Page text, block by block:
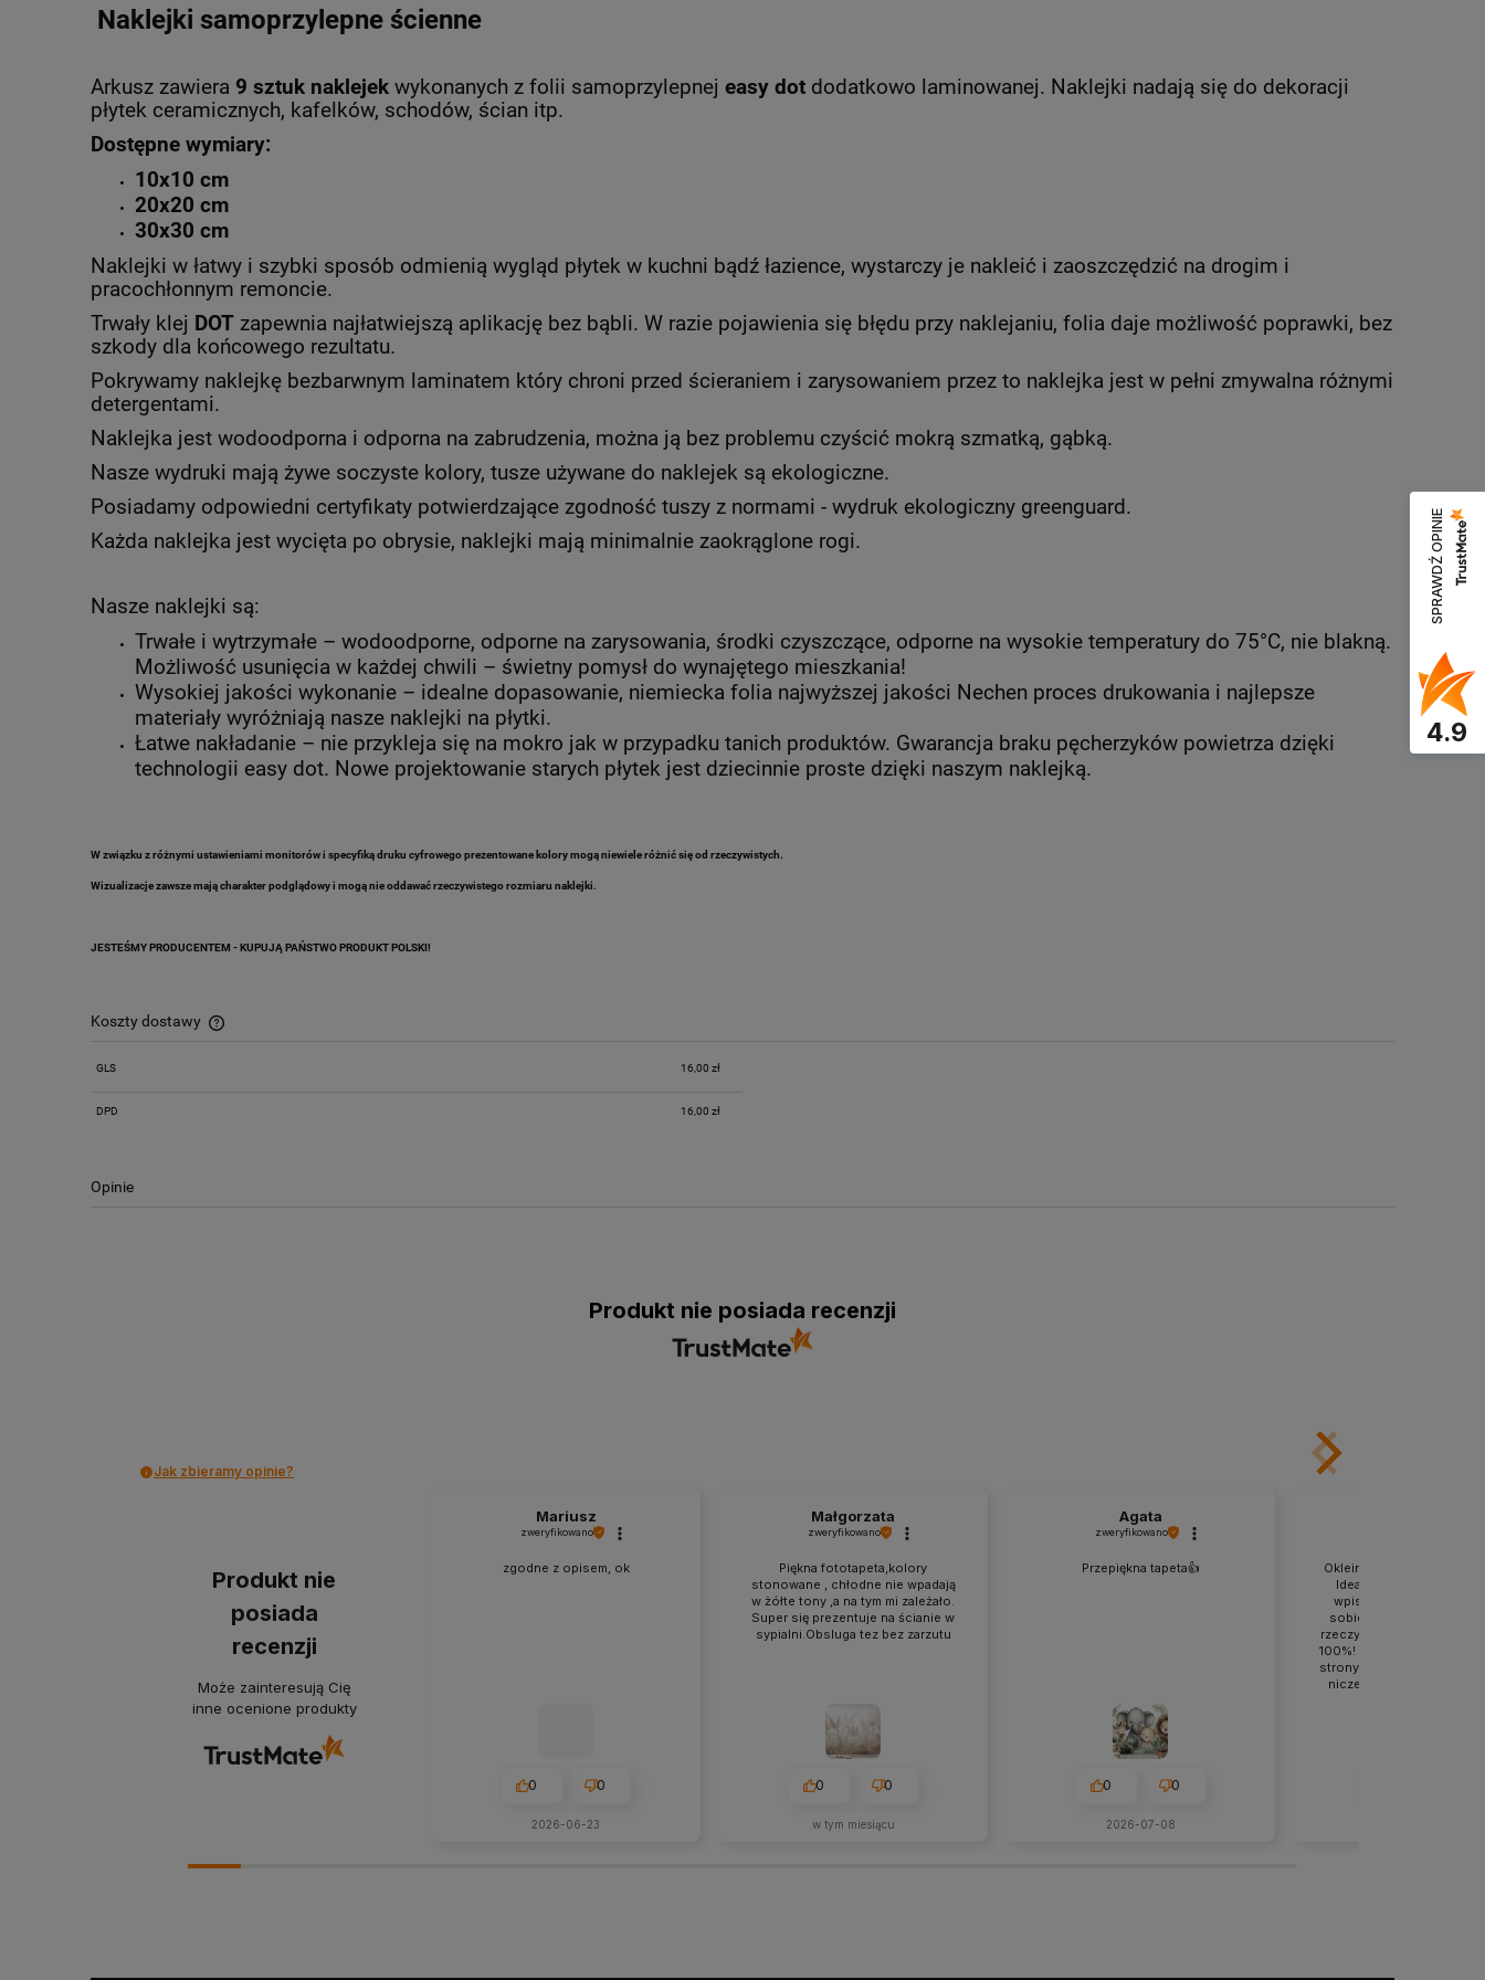
Naklejki samoprzylepne ścienne
Arkusz zawiera 9 sztuk naklejek wykonanych z folii samoprzylepnej easy dot dodatkowo laminowanej. Naklejki nadają się do dekoracji
płytek ceramicznych, kafelków, schodów, ścian itp.
Dostępne wymiary:
10x10 cm
20x20 cm
30x30 cm
Naklejki w łatwy i szybki sposób odmienią wygląd płytek w kuchni bądź łazience, wystarczy je nakleić i zaoszczędzić na drogim i
pracochłonnym remoncie.
Trwały klej DOT zapewnia najłatwiejszą aplikację bez bąbli. W razie pojawienia się błędu przy naklejaniu, folia daje możliwość poprawki, bez
szkody dla końcowego rezultatu.
Pokrywamy naklejkę bezbarwnym laminatem który chroni przed ścieraniem i zarysowaniem przez to naklejka jest w pełni zmywalna różnymi
detergentami.
Naklejka jest wodoodporna i odporna na zabrudzenia, można ją bez problemu czyścić mokrą szmatką, gąbką.
Nasze wydruki mają żywe soczyste kolory, tusze używane do naklejek są ekologiczne.
Posiadamy odpowiedni certyfikaty potwierdzające zgodność tuszy z normami - wydruk ekologiczny greenguard.
Każda naklejka jest wycięta po obrysie, naklejki mają minimalnie zaokrąglone rogi.
Nasze naklejki są:
Trwałe i wytrzymałe – wodoodporne, odporne na zarysowania, środki czyszczące, odporne na wysokie temperatury do 75°C, nie blakną.
Możliwość usunięcia w każdej chwili – świetny pomysł do wynajętego mieszkania!
Wysokiej jakości wykonanie – idealne dopasowanie, niemiecka folia najwyższej jakości Nechen proces drukowania i najlepsze
materiały wyróżniają nasze naklejki na płytki.
Łatwe nakładanie – nie przykleja się na mokro jak w przypadku tanich produktów. Gwarancja braku pęcherzyków powietrza dzięki
technologii easy dot. Nowe projektowanie starych płytek jest dziecinnie proste dzięki naszym naklejką.
W związku z różnymi ustawieniami monitorów i specyfiką druku cyfrowego prezentowane kolory mogą niewiele różnić się od rzeczywistych.
Wizualizacje zawsze mają charakter podglądowy i mogą nie oddawać rzeczywistego rozmiaru naklejki.
JESTEŚMY PRODUCENTEM - KUPUJĄ PAŃSTWO PRODUKT POLSKI!
Koszty dostawy
GLS 16,00 zł
DPD 16,00 zł
Opinie
Produkt nie posiada recenzji
Jak zbieramy opinie?
Produkt nie
posiada
recenzji
Może zainteresują Cię
inne ocenione produkty
Mariusz
zweryfikowano
zgodne z opisem, ok
0 0
2026-06-23
Małgorzata
zweryfikowano
Piękna fototapeta,kolory
stonowane , chłodne nie wpadają
w żółte tony ,a na tym mi zależało.
Super się prezentuje na ścianie w
sypialni.Obsluga tez bez zarzutu
0 0
w tym miesiącu
Agata
zweryfikowano
Przepiękna tapeta👍️
0 0
2026-07-08
Okleina bardzo naturalnie
Idealnie można tak
wpisuje się w koncept
sobie założyłem aby
rzeczywiście spełnia te
100%! Mocna
strony tym bardziej że nie
niczego lepszego co
SPRAWDŹ OPINIE
4.9